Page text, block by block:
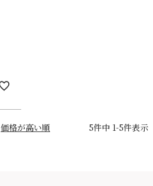
価格が高い順 5件中 1-5件表示